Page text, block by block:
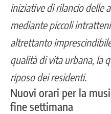
iniziative di rilancio delle
mediante piccoli
altrettanto
qualità di vita urbana, la
riposo dei residenti.
Nuovi orari per la
fine settimana